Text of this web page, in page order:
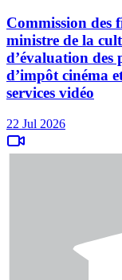
Commission des
ministre de la
d’évaluation des
d’impôt cinéma
services vidéo
22 Jul 2026